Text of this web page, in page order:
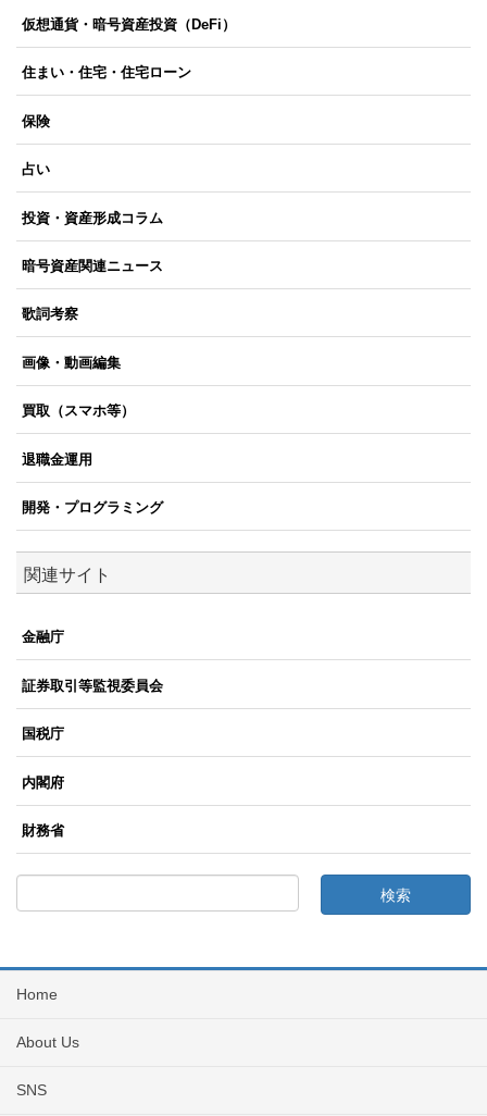
仮想通貨・暗号資産投資（DeFi）
住まい・住宅・住宅ローン
保険
占い
投資・資産形成コラム
暗号資産関連ニュース
歌詞考察
画像・動画編集
買取（スマホ等）
退職金運用
開発・プログラミング
関連サイト
金融庁
証券取引等監視委員会
国税庁
内閣府
財務省
Home
About Us
SNS